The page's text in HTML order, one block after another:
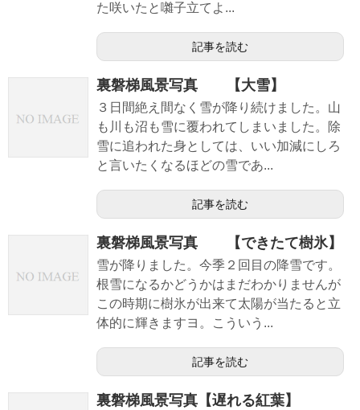
た咲いたと囃子立てよ...
記事を読む
裏磐梯風景写真 【大雪】
３日間絶え間なく雪が降り続けました。山
も川も沼も雪に覆われてしまいました。除
雪に追われた身としては、いい加減にしろ
と言いたくなるほどの雪であ...
記事を読む
裏磐梯風景写真 【できたて樹氷】
雪が降りました。今季２回目の降雪です。
根雪になるかどうかはまだわかりませんが
この時期に樹氷が出来て太陽が当たると立
体的に輝きますヨ。こういう...
記事を読む
裏磐梯風景写真【遅れる紅葉】